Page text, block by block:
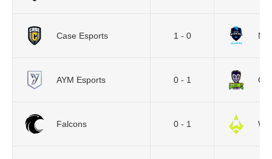
Case Esports 1 - 0
AYM Esports 0 - 1
Falcons 0 - 1